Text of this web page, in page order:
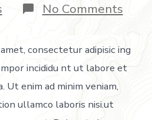
No Comments
consectetur adipisic ing
incididu nt ut labore et
Ut enim ad minim veniam,
ullamco laboris nisi.ut